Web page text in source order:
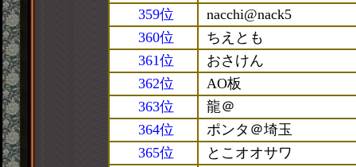
359位
nacchi@nack5
360位
ちえとも
361位
おさけん
362位
AO板
363位
龍＠
364位
ポンタ＠埼玉
365位
とこオオサワ